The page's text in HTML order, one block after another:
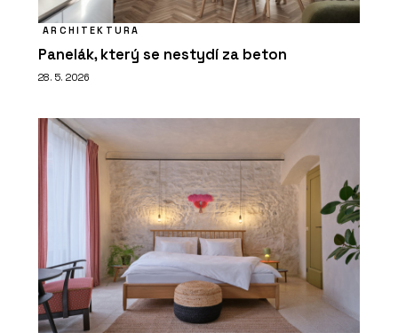
ARCHITEKTURA
Panelák, který se nestydí za beton
28. 5. 2026